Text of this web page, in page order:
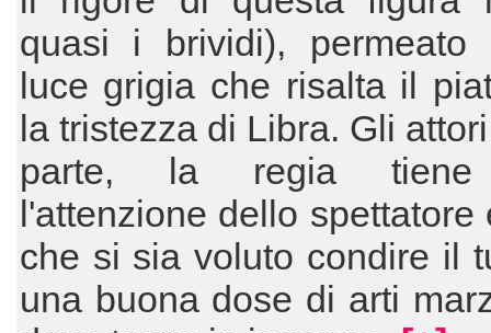
quasi i brividi), permeato
luce grigia che risalta il
la tristezza di Libra. Gli
parte, la regia tiene
l'attenzione dello spettatore
che si sia voluto condire il
una buona dose di arti